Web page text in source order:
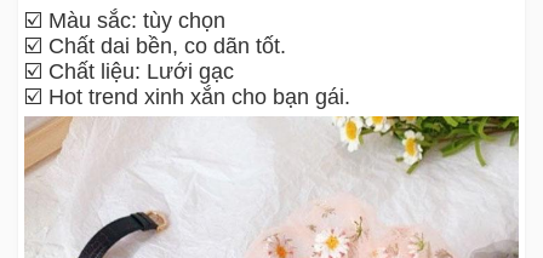
☑️ Màu sắc: tùy chọn
☑️ Chất dai bền, co dãn tốt.
☑️ Chất liệu: Lưới gạc
☑️ Hot trend xinh xắn cho bạn gái.